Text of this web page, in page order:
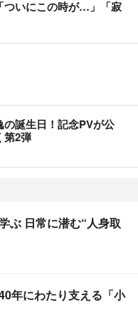
ついにこの時が…」「寂
の誕生日！記念PVが公
2弾
ぶ 日常に潜む“人身取
年にわたり支える「小